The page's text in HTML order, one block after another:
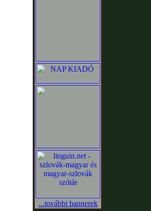
...további bannerek